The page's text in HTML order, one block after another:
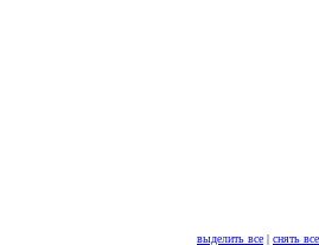
выделить все | снять все